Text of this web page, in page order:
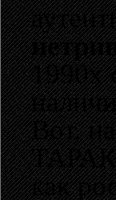
1990х
Вот,
как